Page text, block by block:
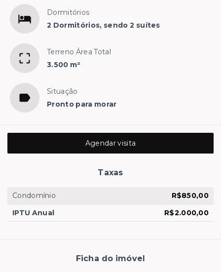
Dormitórios
2 Dormitórios, sendo 2 suítes
Terreno Área Total
3.500 m²
Situação
Pronto para morar
Agendar visita
Taxas
Condomínio
R$850,00
IPTU Anual
R$2.000,00
Ficha do imóvel